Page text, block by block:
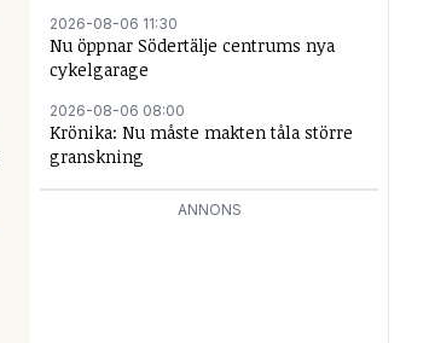
2026-08-06 11:30
Nu öppnar Södertälje centrums nya
cykelgarage
2026-08-06 08:00
Krönika: Nu måste makten tåla större
granskning
ANNONS